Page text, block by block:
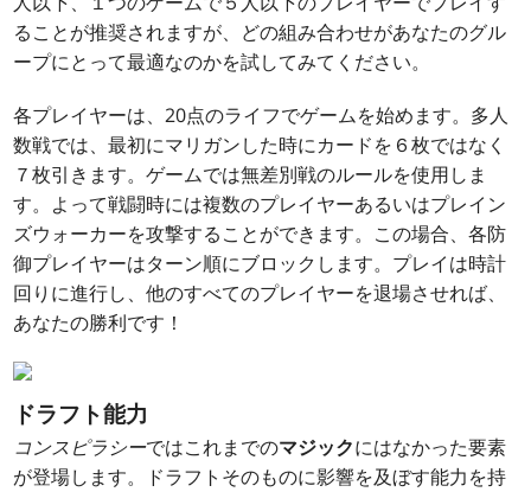
ることが推奨されますが、どの組み合わせがあなたのグル
ープにとって最適なのかを試してみてください。
各プレイヤーは、20点のライフでゲームを始めます。多人
数戦では、最初にマリガンした時にカードを６枚ではなく
７枚引きます。ゲームでは無差別戦のルールを使用しま
す。よって戦闘時には複数のプレイヤーあるいはプレイン
ズウォーカーを攻撃することができます。この場合、各防
御プレイヤーはターン順にブロックします。プレイは時計
回りに進行し、他のすべてのプレイヤーを退場させれば、
あなたの勝利です！
ドラフト能力
コンスピラシーではこれまでのマジックにはなかった要素
が登場します。ドラフトそのものに影響を及ぼす能力を持